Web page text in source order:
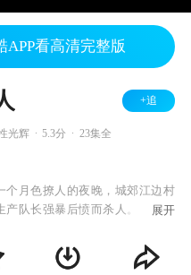
看高清完整版
+追
光辉 5.3分 23集全
个月色撩人的夜晚，城郊江边村
产队长强暴后愤而杀人。目睹强
酒醉后路过现场的老实村民杨守
杀人犯，糊里糊涂地被第一次判
展开